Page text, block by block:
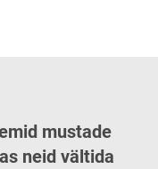
mustade
neid vältida